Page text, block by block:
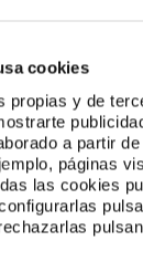
cookies
propias y de
a partir
páginas
las cookies
las
de Fabricantes
su compromiso
ha entrado a
del Hidrógeno
Hispalyt avanza